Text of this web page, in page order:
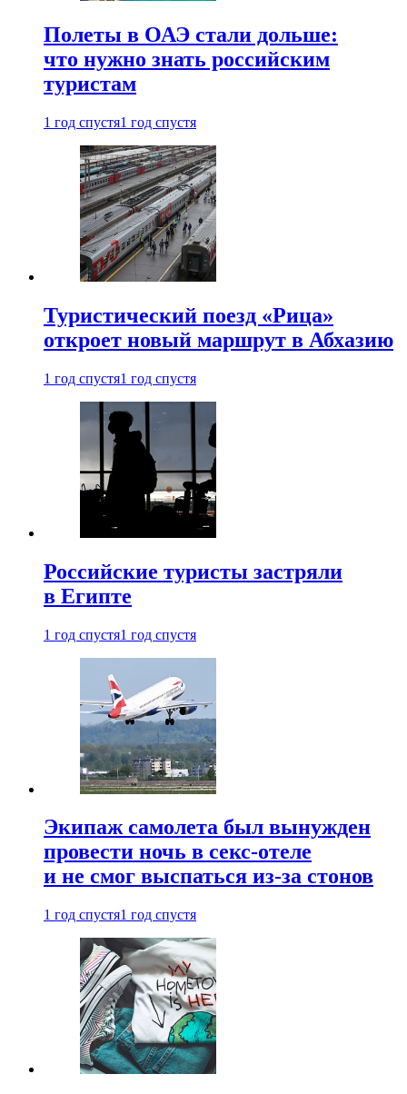
Полеты в ОАЭ стали дольше:
что нужно знать российским
туристам
1 год спустя1 год спустя
Туристический поезд «Рица»
откроет новый маршрут в Абхазию
1 год спустя1 год спустя
Российские туристы застряли
в Египте
1 год спустя1 год спустя
Экипаж самолета был вынужден
провести ночь в секс-отеле
и не смог выспаться из-за стонов
1 год спустя1 год спустя